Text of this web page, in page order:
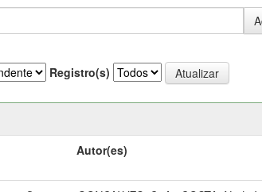
Registro(s)
Autor(es)